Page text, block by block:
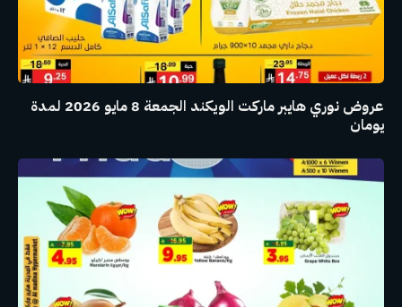
عروض نوري هايبر ماركت الويكند الجمعة 8 مايو 2026 لمدة
يومان